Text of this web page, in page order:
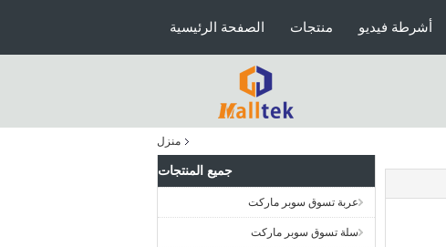
الصفحة الرئيسية منتجات أشرطة فيديو
منزل
جميع المنتجات
عربة تسوق سوبر ماركت
سلة تسوق سوبر ماركت